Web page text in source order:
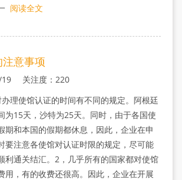
阅读全文
意事项
19 关注度：220
理使馆认证的时间有不同的规定。阿根廷
为15天，沙特为25天。同时，由于各国使
期和本国的假期都休息，因此，企业在申
要注意各使馆对认证时限的规定，尽可能
利通关结汇。2，几乎所有的国家都对使馆
用，有的收费还很高。因此，企业在开展